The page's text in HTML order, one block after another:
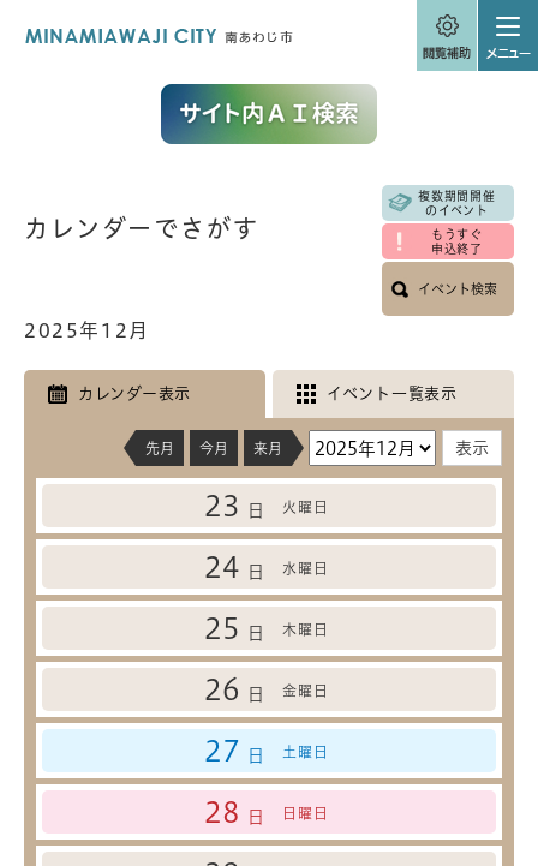
文
カレンダーでさがす
複数期間開催
のイベント
もうすぐ
申込終了
イベント検索
2025年12月
カレンダー表示 イベント一覧表示
先月 今月 来月
23 日 火曜日
24 日 水曜日
25 日 木曜日
26 日 金曜日
27 日 土曜日
28 日 日曜日